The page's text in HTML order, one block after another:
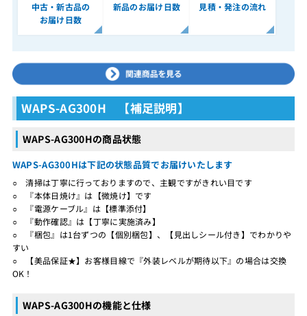
中古・新古品の
お届け日数
新品のお届け日数 見積・発注の流れ
WAPS-AG300H 【補足説明】
WAPS-AG300Hの商品状態
WAPS-AG300Hは下記の状態品質でお届けいたします
○ 清掃は丁寧に行っておりますので、主観ですがきれい目です
○ 『本体日焼け』は【微焼け】です
○ 『電源ケーブル』は【標準添付】
○ 『動作確認』は【丁寧に実施済み】
○ 『梱包』は1台ずつの【個別梱包】、【見出しシール付き】でわかりや
すい
○ 【美品保証★】お客様目線で『外装レベルが期待以下』の場合は交換
OK！
WAPS-AG300Hの機能と仕様